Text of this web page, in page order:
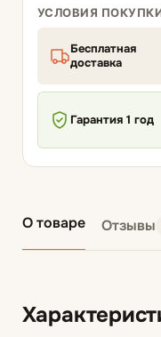
УСЛОВИЯ
Бесплатная
доставка
Гарантия 1 год
О товаре Отзывы